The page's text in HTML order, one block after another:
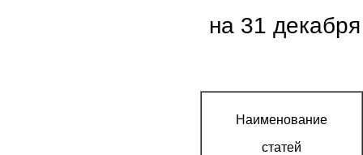
на 31
Наименование
статей